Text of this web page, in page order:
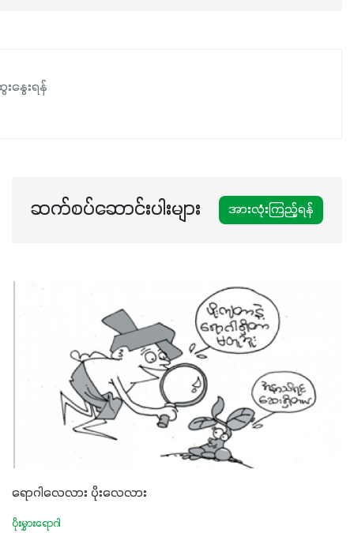
နွေးရန်
ဆက်စပ်ဆောင်းပါးများ အားလုံးကြည့်ရန်
ရောဂါလေလား ပိုးလေလား
ပိုးမွှားရောဂါ